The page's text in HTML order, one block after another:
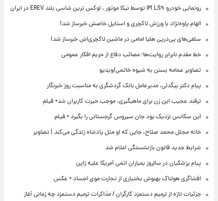
رونمایی خودرو IM LS۹ توسط نیکا موتور ، لوکس ترین شاسی بلند EREV در ایران
الهام پاوه‌نژاد با ورزش لاکچری و استایل خاصش خبرساز شد!
سلفی‌های پی‌درپی هلیا امامی در ماشین لاکچری‌اش خبرساز شد!
خط مقدم نابرابر روایت‌ها؛ مصائب دفاع از حریم افکار عمومی
تصاویر عمامه بستن به شیوه خاتمی/ویدیو
پیام دکتر بیگدلی، مدیرعامل بانک گردشگری به مناسبت روز خبرنگار
ترفند عجیب این زن برای ماهیگیری، موجب حیرت کاربران شد+ فیلم
این سکانس نزدیک بود جان سیروس گرجستانی را بگیرد + فیلم
خانه مجلل محمد صلاح، جایی که او مثل پادشاه زندگی می‌کند | تصاویر
شرایط جدید قانون بازنشستگی اعلام شد
پیام پزشکیان در سالروز بمباران اتمی آمریکا علیه ژاپن
افشاگری هولناک بهنوش بختیاری از تجارت موی اجساد + عکس
جزئیات تازه از ترمیم دستمزد کارگران / مذاکرات ترمیم دستمزد چه زمانی آغاز